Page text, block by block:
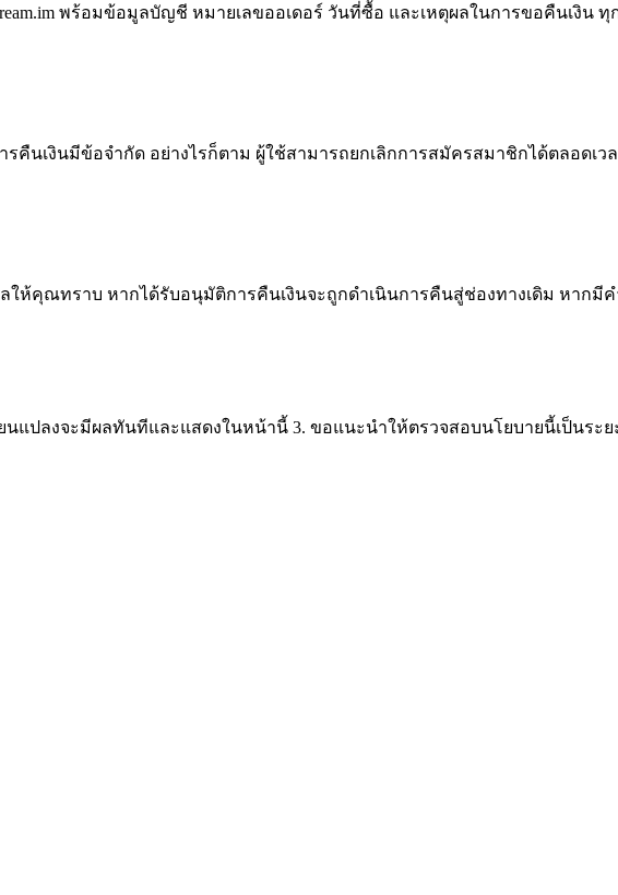
พร้อมข้อมูลบัญชี หมายเลขออเดอร์ วันที่ซื้อ และเหตุผลในการขอคืนเงิน ทุ
รคืนเงินมีข้อจำกัด อย่างไรก็ตาม ผู้ใช้สามารถยกเลิกการสมัครสมาชิกได้ตลอดเ
ให้คุณทราบ หากได้รับอนุมัติการคืนเงินจะถูกดำเนินการคืนสู่ช่องทางเดิม หากมี
นแปลงจะมีผลทันทีและแสดงในหน้านี้ 3. ขอแนะนำให้ตรวจสอบนโยบายนี้เป็นระ